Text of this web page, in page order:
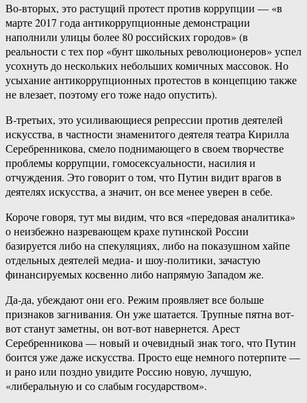
Во-вторых, это растущий протест против коррупции — «в
марте 2017 года антикоррупционные демонстрации
наполнили улицы более 80 российских городов» (в
реальности с тех пор «бунт школьных революционеров» успел
усохнуть до нескольких небольших комичных массовок. Но
усыхание антикоррупционных протестов в концепцию также
не влезает, поэтому его тоже надо опустить).
В-третьих, это усиливающиеся репрессии против деятелей
искусства, в частности знаменитого деятеля театра Кирилла
Серебренникова, смело поднимающего в своем творчестве
проблемы коррупции, гомосексуальности, насилия и
отчуждения. Это говорит о том, что Путин видит врагов в
деятелях искусства, а значит, он все менее уверен в себе.
Короче говоря, тут мы видим, что вся «передовая аналитика»
о неизбежно назревающем крахе путинской России
базируется либо на спекуляциях, либо на показушном хайпе
отдельных деятелей медиа- и шоу-политики, зачастую
финансируемых косвенно либо напрямую Западом же.
Да-да, убеждают они его. Режим проявляет все больше
признаков загнивания. Он уже шатается. Трупные пятна вот-
вот станут заметны, он вот-вот навернется. Арест
Серебренникова — новый и очевидный знак того, что Путин
боится уже даже искусства. Просто еще немного потерпите —
и рано или поздно увидите Россию новую, лучшую,
«либеральную и со слабым государством».